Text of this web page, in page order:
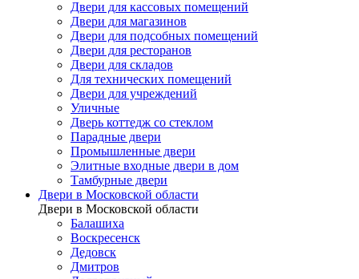
Двери для кассовых помещений
Двери для магазинов
Двери для подсобных помещений
Двери для ресторанов
Двери для складов
Для технических помещений
Двери для учреждений
Уличные
Дверь коттедж со стеклом
Парадные двери
Промышленные двери
Элитные входные двери в дом
Тамбурные двери
Двери в Московской области
Двери в Московской области
Балашиха
Воскресенск
Дедовск
Дмитров